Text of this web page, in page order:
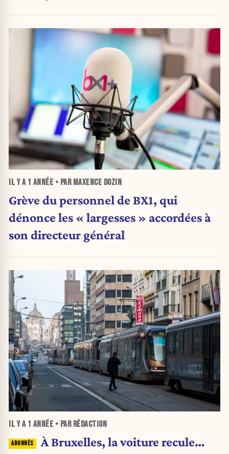
IL Y A 1 ANNÉE • PAR MAXENCE DOZIN
Grève du personnel de BX1, qui
dénonce les « largesses » accordées à
son directeur général
IL Y A 1 ANNÉE • PAR RÉDACTION
À Bruxelles, la voiture recule…